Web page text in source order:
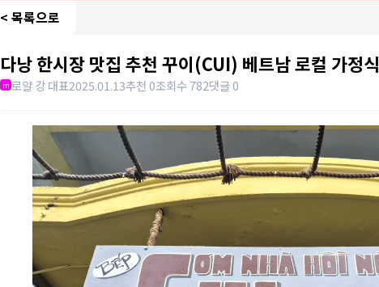
< 목록으로
다낭 한시장 맛집 추천 꾸이(CUI) 베트남 로컬 가정식
m 로얄 강 대표2025.01.13추천 0조회수 782댓글 0